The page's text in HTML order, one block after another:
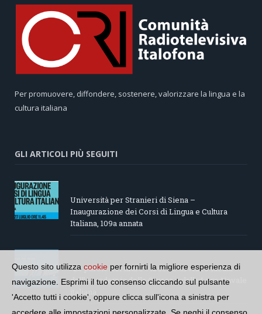
Per promuovere, diffondere, sostenere, valorizzare la lingua e la
cultura italiana
GLI ARTICOLI PIÙ SEGUITI
Università per Stranieri di Siena –
Inaugurazione dei Corsi di Lingua e Cultura
Italiana, 109a annata
“Le parole del mare”: la serie di video ideata
dall’Accademia della Crusca e dalla Lega Navale
italiana
Questo sito utilizza cookie per fornirti la migliore esperienza di
navigazione. Esprimi il tuo consenso cliccando sul pulsante
'Accetto tutti i cookie', oppure clicca sull'icona a sinistra per